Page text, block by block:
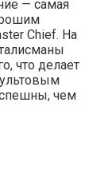
— самая
Chief. На
что делает
чем